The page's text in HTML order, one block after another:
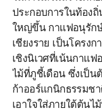
ประกอบการในท้อง
ใหญ่ขึ้น กาแฟอนุรัก
เชียงราย เป็นโครง
เชิงนิเวศที่เน้นกาแ
ไม้ที่ภูชี้เดือน ซึ่งเป็น
ก้าออร์แกนิกธรรมช
เอาใจใส่ภายใต้ต้นไ